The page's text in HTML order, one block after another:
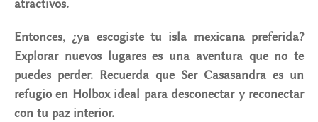
atractivos.
Entonces, ¿ya escogiste tu isla mexicana preferida?
Explorar nuevos lugares es una aventura que no te
puedes perder. Recuerda que Ser Casasandra es un
refugio en Holbox ideal para desconectar y reconectar
con tu paz interior.